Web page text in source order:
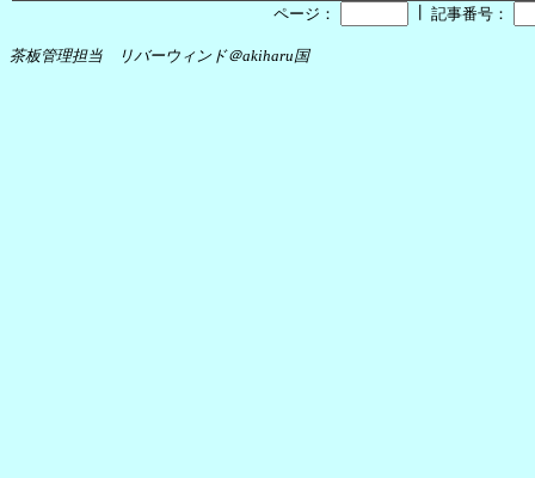
ページ： 記事番号：
茶板管理担当 リバーウィンド＠akiharu国